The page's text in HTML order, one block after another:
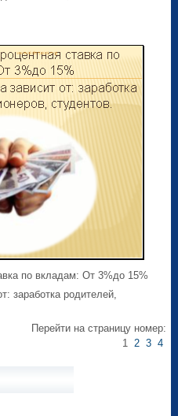
по вкладам: От 3%до 15%
заработка родителей,
Перейти на страницу номер:
1 2 3 4